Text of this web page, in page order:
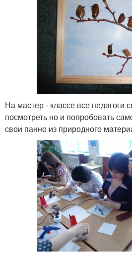
На мастер - классе все педагоги
посмотреть но и попробовать
свои панно из природного